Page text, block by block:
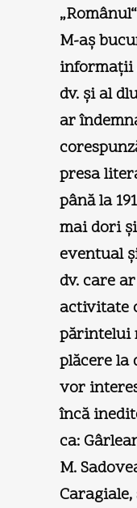
M-aş
informaţii
dv. şi al
ar
presa
până la
mai dori
eventual
dv. care
activitate
părintelui
plăcere la
vor
încă
ca:
M.